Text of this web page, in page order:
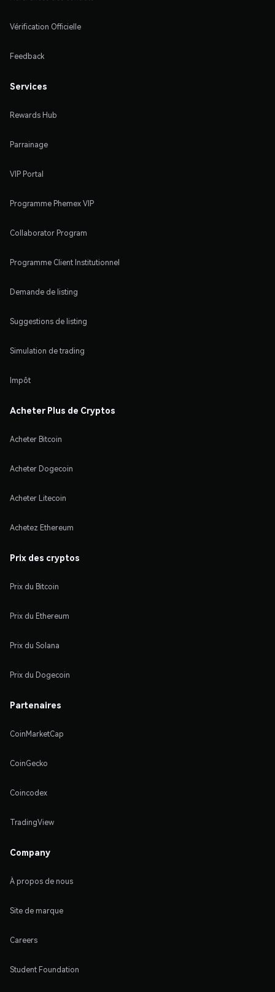
Vérification Officielle
Feedback
Services
Rewards Hub
Parrainage
VIP Portal
Programme Phemex VIP
Collaborator Program
Programme Client Institutionnel
Demande de listing
Suggestions de listing
Simulation de trading
Impôt
Acheter Plus de Cryptos
Acheter Bitcoin
Acheter Dogecoin
Acheter Litecoin
Achetez Ethereum
Prix des cryptos
Prix du Bitcoin
Prix du Ethereum
Prix du Solana
Prix du Dogecoin
Partenaires
CoinMarketCap
CoinGecko
Coincodex
TradingView
Company
À propos de nous
Site de marque
Careers
Student Foundation